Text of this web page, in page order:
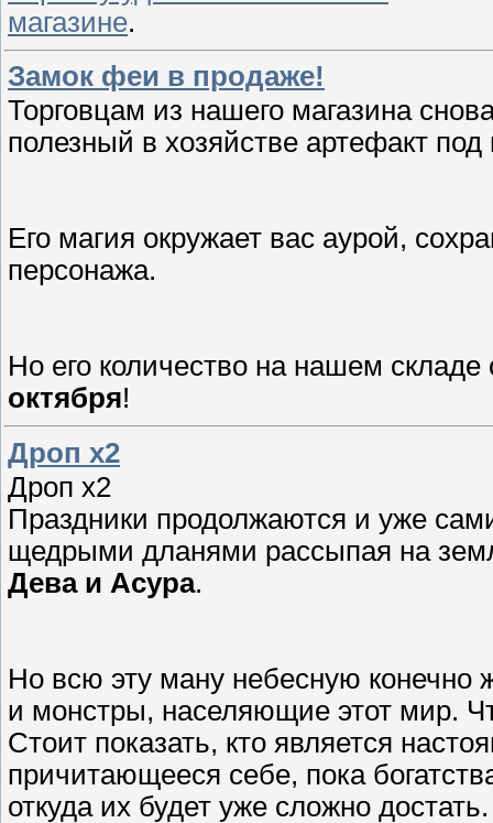
магазине.
Замок феи в продаже!
Торговцам из нашего магазина
полезный в хозяйстве артефакт
Его магия окружает вас аурой,
персонажа.
Но его количество на нашем складе
октября!
Дроп х2
Дроп х2
Праздники продолжаются и уже
щедрыми дланями рассыпая на
Дева и Асура.
Но всю эту ману небесную конечно
и монстры, населяющие этот мир.
Стоит показать, кто является
причитающееся себе, пока
откуда их будет уже сложно достать.